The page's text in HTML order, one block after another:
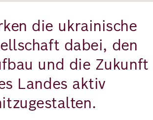
die ukrainische
dabei, den
und die Zukunft
Landes aktiv